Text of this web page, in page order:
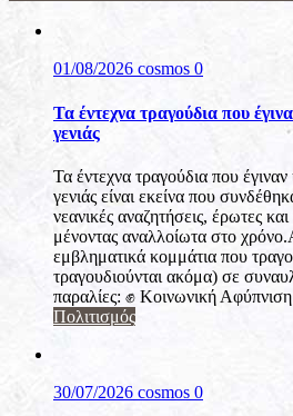
01/08/2026 cosmos 0
Τα έντεχνα τραγούδια που
γενιάς
Τα έντεχνα τραγούδια που
γενιάς είναι εκείνα που
νεανικές αναζητήσεις, έρωτες
μένοντας αναλλοίωτα στο
εμβληματικά κομμάτια που
τραγουδιούνται ακόμα) σε
παραλίες: ✊ Κοινωνική
Πολιτισμός
30/07/2026 cosmos 0